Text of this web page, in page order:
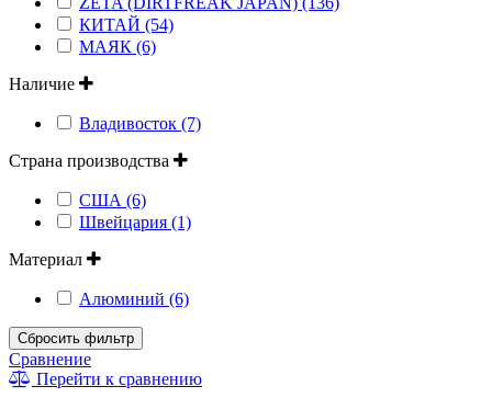
КИТАЙ (54)
МАЯК (6)
Наличие
Владивосток (7)
Страна производства
США (6)
Швейцария (1)
Материал
Алюминий (6)
Сбросить фильтр
Сравнение
Перейти к сравнению